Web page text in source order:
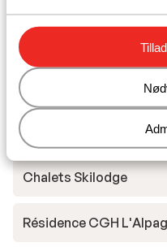
Résidence Club MMV
Résidence Le Hameau
Chalets Skilodge
Résidence CGH